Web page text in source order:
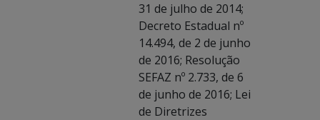
31 de julho de 2014;
Decreto Estadual nº
14.494, de 2 de junho
de 2016; Resolução
SEFAZ nº 2.733, de 6
de junho de 2016; Lei
de Diretrizes